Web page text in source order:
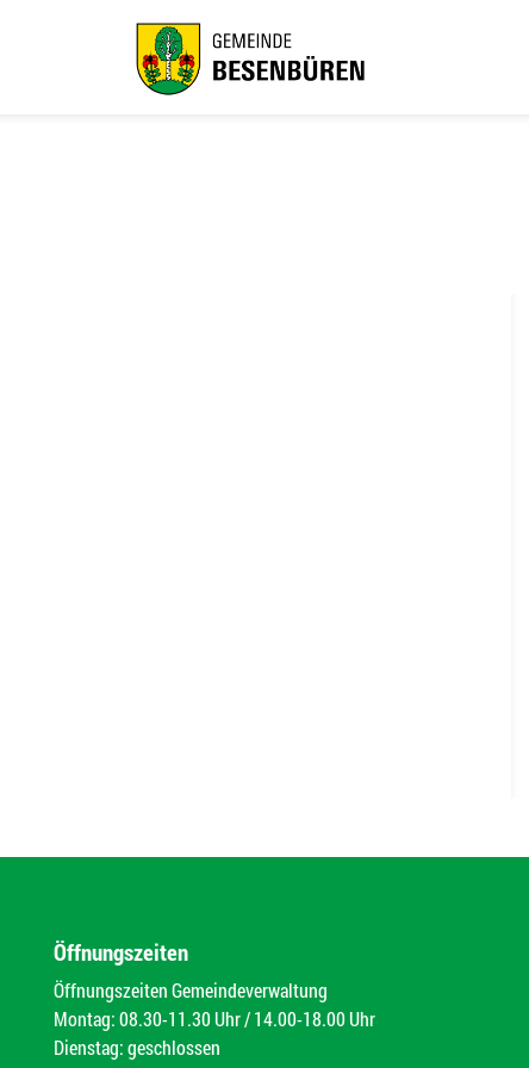
Öffnungszeiten
Öffnungszeiten Gemeindeverwaltung
Montag: 08.30-11.30 Uhr / 14.00-18.00 Uhr
Dienstag: geschlossen